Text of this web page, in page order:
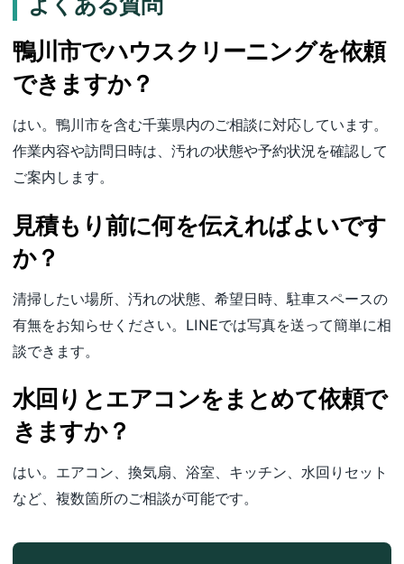
鴨川市でハウスクリーニングを依頼
できますか？
はい。鴨川市を含む千葉県内のご相談に対応しています。
作業内容や訪問日時は、汚れの状態や予約状況を確認して
ご案内します。
見積もり前に何を伝えればよいです
か？
清掃したい場所、汚れの状態、希望日時、駐車スペースの
有無をお知らせください。LINEでは写真を送って簡単に相
談できます。
水回りとエアコンをまとめて依頼で
きますか？
はい。エアコン、換気扇、浴室、キッチン、水回りセット
など、複数箇所のご相談が可能です。